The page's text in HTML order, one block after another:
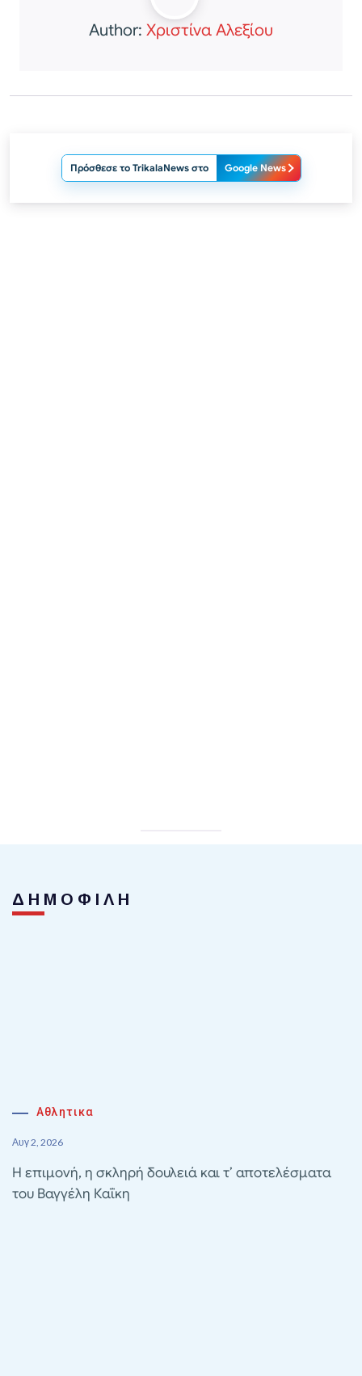
Author: Χριστίνα Αλεξίου
Πρόσθεσε το TrikalaNews στο Google News
ΔΗΜΟΦΙΛΗ
Αθλητικα
Αυγ 2, 2026
Η επιμονή, η σκληρή δουλειά και τ’ αποτελέσματα
του Βαγγέλη Καΐκη